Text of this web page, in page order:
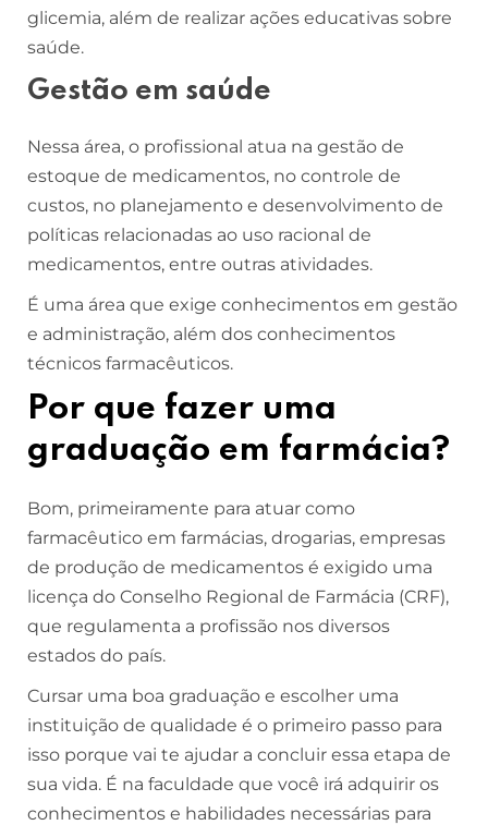
glicemia, além de realizar ações educativas sobre
saúde.
Gestão em saúde
Nessa área, o profissional atua na gestão de
estoque de medicamentos, no controle de
custos, no planejamento e desenvolvimento de
políticas relacionadas ao uso racional de
medicamentos, entre outras atividades.
É uma área que exige conhecimentos em gestão
e administração, além dos conhecimentos
técnicos farmacêuticos.
Por que fazer uma
graduação em farmácia?
Bom, primeiramente para atuar como
farmacêutico em farmácias, drogarias, empresas
de produção de medicamentos é exigido uma
licença do Conselho Regional de Farmácia (CRF),
que regulamenta a profissão nos diversos
estados do país.
Cursar uma boa graduação e escolher uma
instituição de qualidade é o primeiro passo para
isso porque vai te ajudar a concluir essa etapa de
sua vida. É na faculdade que você irá adquirir os
conhecimentos e habilidades necessárias para